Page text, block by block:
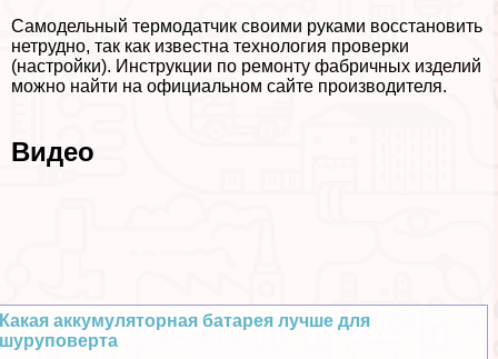
Самодельный термодатчик своими руками восстановить
нетрудно, так как известна технология проверки
(настройки). Инструкции по ремонту фабричных изделий
можно найти на официальном сайте производителя.
Видео
Какая аккумуляторная батарея лучше для
шуруповерта